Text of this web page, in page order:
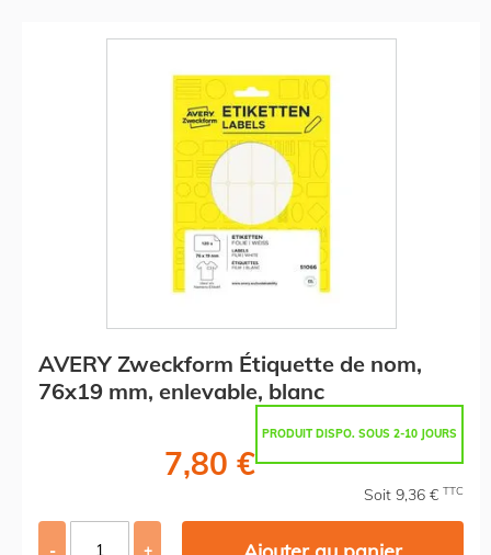
AVERY Zweckform Étiquette de nom,
76x19 mm, enlevable, blanc
PRODUIT DISPO. SOUS 2-10 JOURS
7,80 €
Soit 9,36 € TTC
- +